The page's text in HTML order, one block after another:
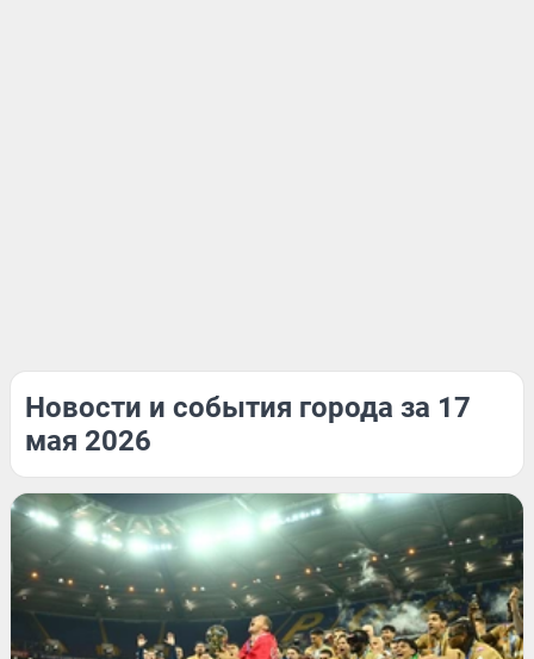
Новости и события города за 17
мая 2026